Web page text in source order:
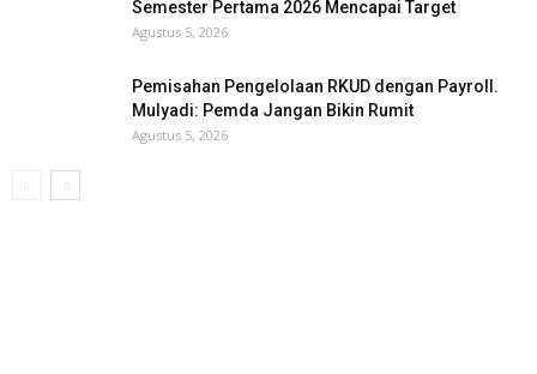
Semester Pertama 2026 Mencapai Target
Agustus 5, 2026
Pemisahan Pengelolaan RKUD dengan Payroll.
Mulyadi: Pemda Jangan Bikin Rumit
Agustus 5, 2026